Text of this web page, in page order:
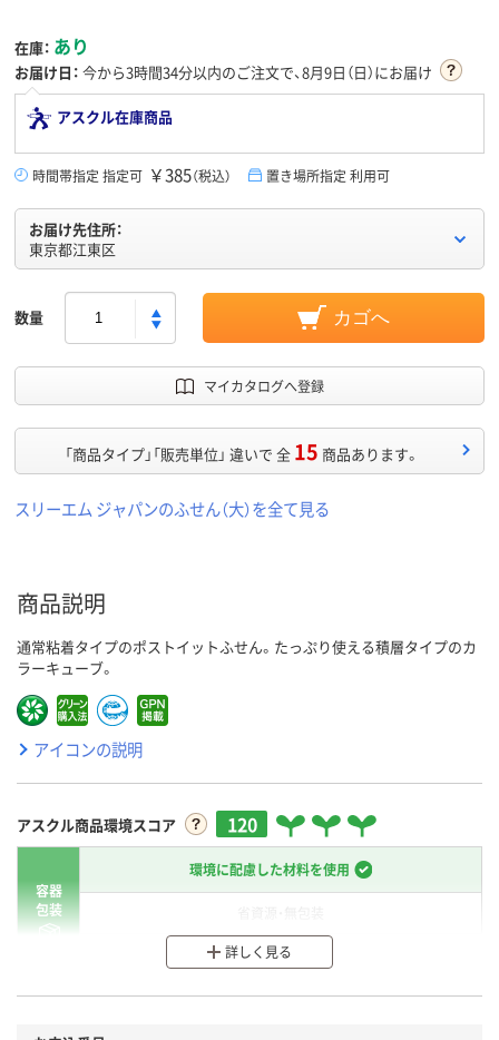
在庫： あり
お届け日： 今から3時間34分以内のご注文で、8月9日（日）にお届け
アスクル在庫商品
時間帯指定 指定可 ￥385（税込） 置き場所指定 利用可
お届け先住所：
東京都江東区
数量 カゴへ
マイカタログへ登録
「商品タイプ」「販売単位」 違いで 全 15 商品あります。
スリーエム ジャパンのふせん（大）を全て見る
商品説明
通常粘着タイプのポストイットふせん。たっぷり使える積層タイプのカ
ラーキューブ。
アイコンの説明
アスクル商品環境スコア 120
容器
包装
環境に配慮した材料を使用
分別・リサイクルしやすい設計
詳しく見る